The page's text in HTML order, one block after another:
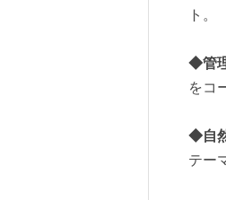
ト。
◆管
をコ
◆自
テー